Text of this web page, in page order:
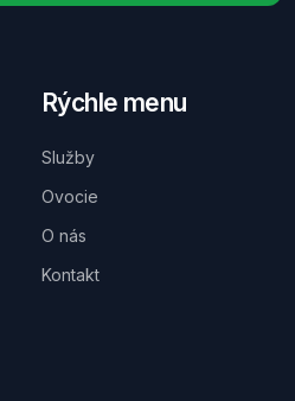
Rýchle menu
Služby
Ovocie
O nás
Kontakt